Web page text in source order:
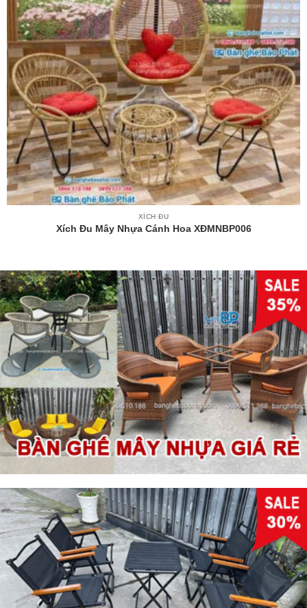
XÍCH ĐU
Xích Đu Mây Nhựa Cánh Hoa XĐMNBP006